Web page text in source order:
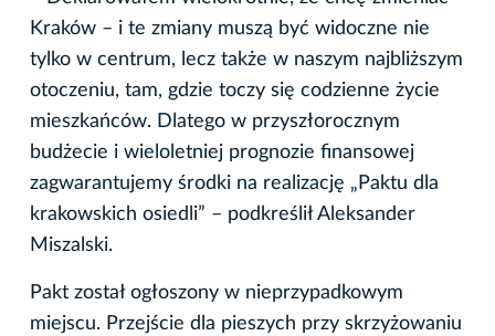
Kraków – i te zmiany muszą być widoczne nie
tylko w centrum, lecz także w naszym najbliższym
otoczeniu, tam, gdzie toczy się codzienne życie
mieszkańców. Dlatego w przyszłorocznym
budżecie i wieloletniej prognozie finansowej
zagwarantujemy środki na realizację „Paktu dla
krakowskich osiedli” – podkreślił Aleksander
Miszalski.
Pakt został ogłoszony w nieprzypadkowym
miejscu. Przejście dla pieszych przy skrzyżowaniu